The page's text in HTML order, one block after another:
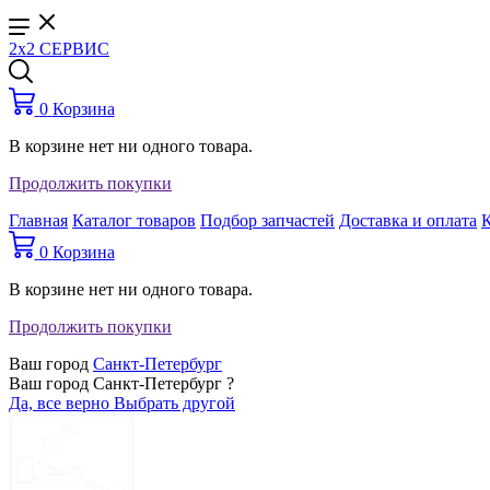
2x2 СЕРВИС
0 Корзина
В корзине нет ни одного товара.
Продолжить покупки
Главная Каталог товаров Подбор запчастей Доставка и оплата
0 Корзина
В корзине нет ни одного товара.
Продолжить покупки
Ваш город Санкт-Петербург
Ваш город Санкт-Петербург ?
Да, все верно Выбрать другой